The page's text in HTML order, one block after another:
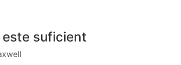
este suficient